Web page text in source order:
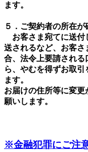
ます。
５．ご契約者の所在
お客さま宛てに送付
送されるなど、お客
合、法令上要請され
ら、やむを得ずお取
ます。
お届けの住所等に変
願いします。
※金融犯罪にご注